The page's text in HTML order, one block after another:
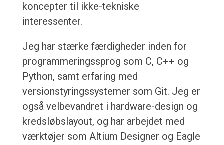
koncepter til ikke-tekniske
interessenter.
Jeg har stærke færdigheder inden for
programmeringssprog som C, C++ og
Python, samt erfaring med
versionstyringssystemer som Git. Jeg er
også velbevandret i hardware-design og
kredsløbslayout, og har arbejdet med
værktøjer som Altium Designer og Eagle